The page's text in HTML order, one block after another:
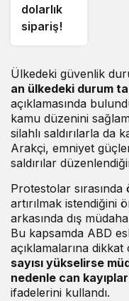
dolarlık
sipariş!
Ülkedeki güvenlik
an ülkedeki durum
açıklamasında
kamu düzenini
silahlı saldırılarla da
Arakçi, emniyet
saldırılar
Protestolar sırasında
artırılmak istendiğini
arkasında dış
Bu kapsamda ABD
açıklamalarına
sayısı yükselirse
nedenle can
ifadelerini kullandı.